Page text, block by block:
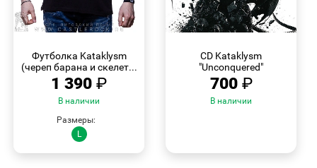
Футболка Kataklysm
(череп барана и скелет...
1 390 ₽
В наличии
Размеры:
L
CD Kataklysm
"Unconquered"
700 ₽
В наличии